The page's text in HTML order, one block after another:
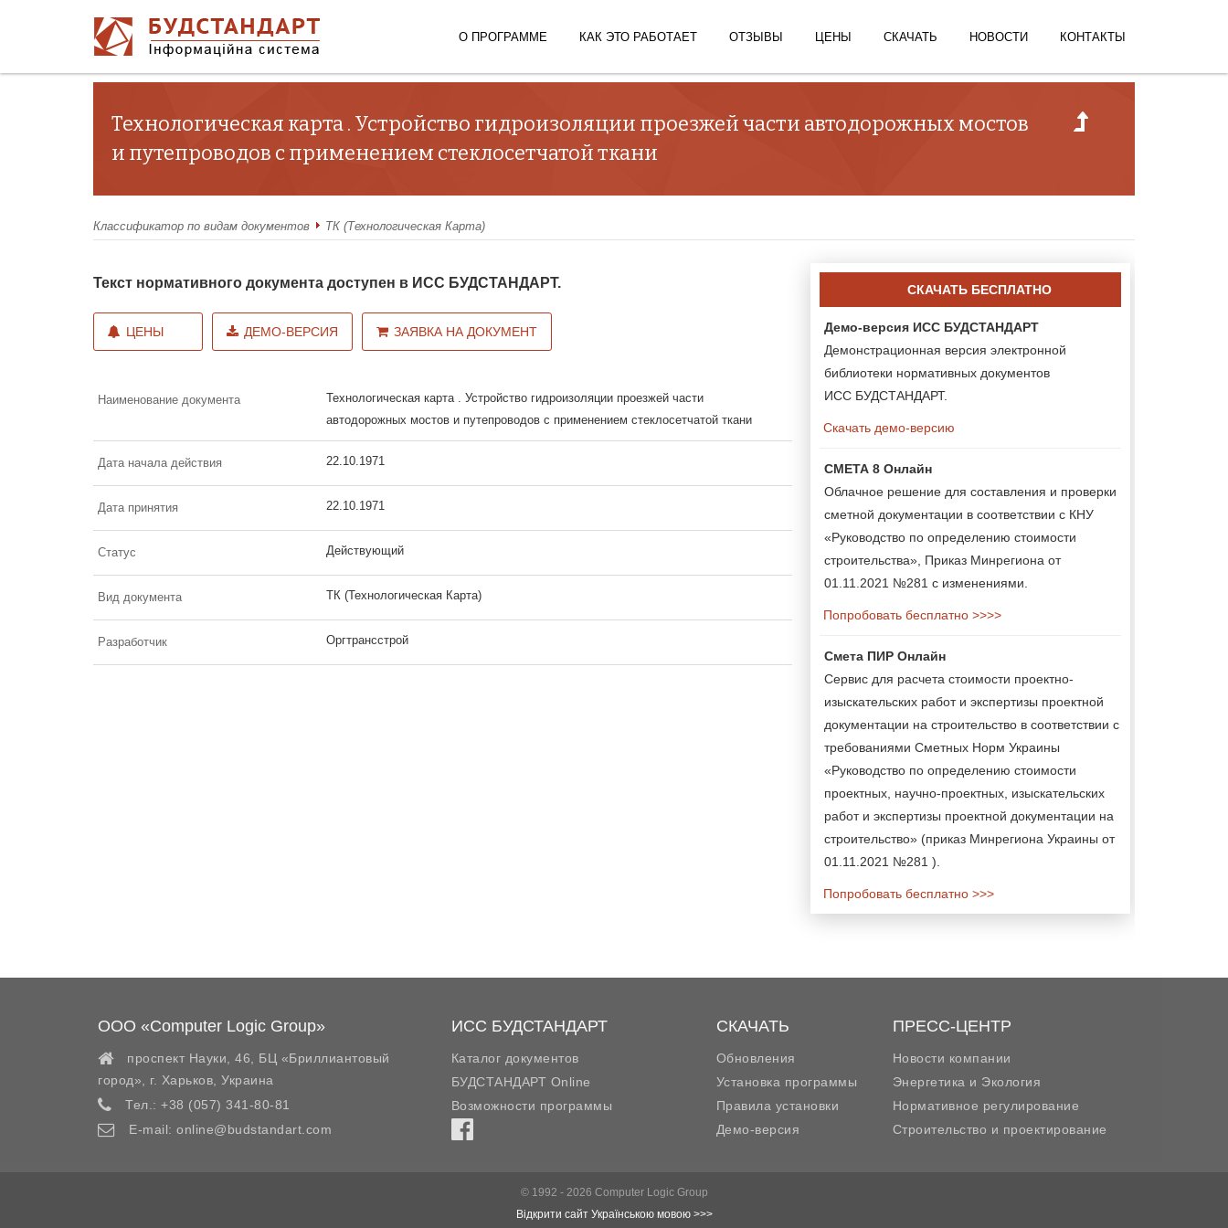
О ПРОГРАММЕ КАК ЭТО РАБОТАЕТ ОТЗЫВЫ ЦЕНЫ СКАЧАТЬ НОВОСТИ КОНТАКТЫ
Технологическая карта . Устройство гидроизоляции проезжей части автодорожных мостов
и путепроводов с применением стеклосетчатой ткани
Классификатор по видам документов ТК (Технологическая Карта)
Текст нормативного документа доступен в ИСС БУДСТАНДАРТ.
ЦЕНЫ ДЕМО-ВЕРСИЯ ЗАЯВКА НА ДОКУМЕНТ
Наименование документа
Технологическая карта . Устройство гидроизоляции проезжей части
автодорожных мостов и путепроводов с применением стеклосетчатой ткани
Дата начала действия 22.10.1971
Дата принятия 22.10.1971
Статус Действующий
Вид документа ТК (Технологическая Карта)
Разработчик Оргтрансстрой
СКАЧАТЬ БЕСПЛАТНО
Демо-версия ИСС БУДСТАНДАРТ
Демонстрационная версия электронной
библиотеки нормативных документов
ИСС БУДСТАНДАРТ.
Скачать демо-версию
СМЕТА 8 Онлайн
Облачное решение для составления и проверки
сметной документации в соответствии с КНУ
«Руководство по определению стоимости
строительства», Приказ Минрегиона от
01.11.2021 №281 с изменениями.
Попробовать бесплатно >>>>
Смета ПИР Онлайн
Сервис для расчета стоимости проектно-
изыскательских работ и экспертизы проектной
документации на строительство в соответствии с
требованиями Сметных Норм Украины
«Руководство по определению стоимости
проектных, научно-проектных, изыскательских
работ и экспертизы проектной документации на
строительство» (приказ Минрегиона Украины от
01.11.2021 №281 ).
Попробовать бесплатно >>>
ООО «Computer Logic Group»
проспект Науки, 46, БЦ «Бриллиантовый
город»,
г. Харьков Украина
Тел.: +38 (057) 341-80-81
E-mail: online@budstandart.com
ИСС БУДСТАНДАРТ
Каталог документов
БУДСТАНДАРТ Online
Возможности программы
СКАЧАТЬ
Обновления
Установка программы
Правила установки
Демо-версия
ПРЕСС-ЦЕНТР
Новости компании
Энергетика и Экология
Нормативное регулирование
Строительство и проектирование
© 1992 - 2026 Computer Logic Group
Відкрити сайт Українською мовою >>>